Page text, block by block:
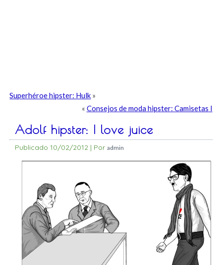
Superhéroe hipster: Hulk »
« Consejos de moda hipster: Camisetas I
Adolf hipster: I love juice
Publicado 10/02/2012 | Por admin